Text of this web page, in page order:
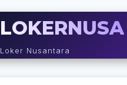
LOKERNUSA
Loker Nusantara